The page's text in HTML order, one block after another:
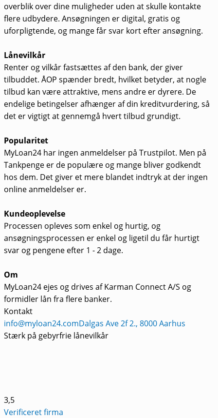
overblik over dine muligheder uden at skulle kontakte
flere udbydere. Ansøgningen er digital, gratis og
uforpligtende, og mange får svar kort efter ansøgning.
Lånevilkår
Renter og vilkår fastsættes af den bank, der giver
tilbuddet. ÅOP spænder bredt, hvilket betyder, at nogle
tilbud kan være attraktive, mens andre er dyrere. De
endelige betingelser afhænger af din kreditvurdering, så
det er vigtigt at gennemgå hvert tilbud grundigt.
Popularitet
MyLoan24 har ingen anmeldelser på Trustpilot. Men på
Tankpenge er de populære og mange bliver godkendt
hos dem. Det giver et mere blandet indtryk at der ingen
online anmeldelser er.
Kundeoplevelse
Processen opleves som enkel og hurtig, og
ansøgningsprocessen er enkel og ligetil du får hurtigt
svar og pengene efter 1 - 2 dage.
Om
MyLoan24 ejes og drives af Karman Connect A/S og
formidler lån fra flere banker.
Kontakt
info@myloan24.comDalgas Ave 2f 2., 8000 Aarhus
Stærk på gebyrfrie lånevilkår
3,5
Verificeret firma